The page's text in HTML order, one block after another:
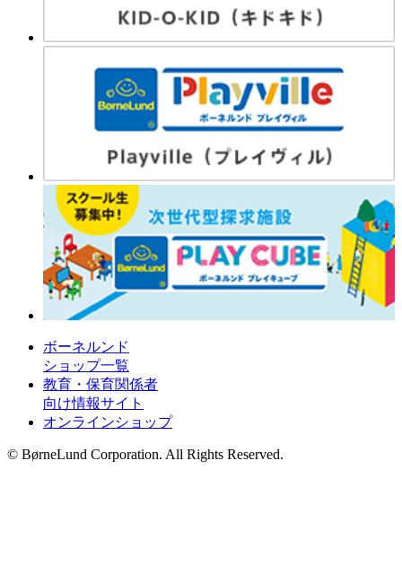
ボーネルンド
ショップ一覧
教育・保育関係者
向け情報サイト
オンラインショップ
© BørneLund Corporation. All Rights Reserved.